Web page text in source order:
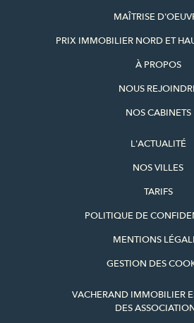
MAÎTRISE
PRIX IMMOBILIER NORD ET
À PROPOS
NOUS
NOS CABINETS
L'ACTUALITÉ
NOS VILLES
TARIFS
POLITIQUE DE
MENTIONS
GESTION DES
VACHERAND IMMOBILIER
DES